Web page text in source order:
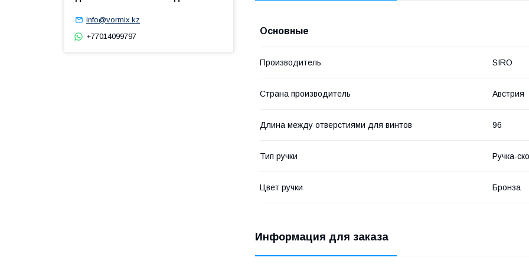
Основные
Производитель SIRO
Страна производитель Австрия
Длина между отверстиями для винтов 96
Тип ручки Ручка-
Цвет ручки Бронза
Информация для заказа
info@vormix.kz
+77014099797